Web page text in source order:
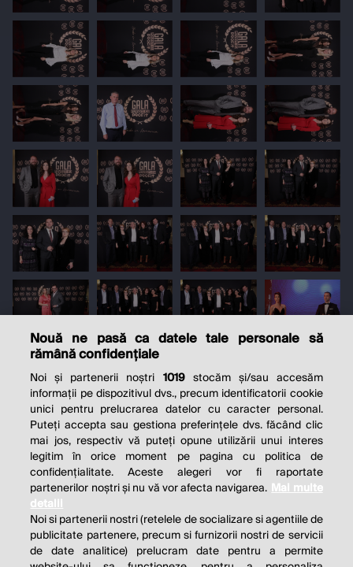
Nouă ne pasă ca datele tale personale să
rămână confidențiale
Noi și partenerii noștri 1019stocăm și/sau accesăm
informații pe dispozitivul dvs., precum identificatorii cookie
unici pentru prelucrarea datelor cu caracter personal.
Puteți accepta sau gestiona preferințele dvs. făcând clic
mai jos, respectiv vă puteți opune utilizării unui interes
legitim în orice moment pe pagina cu politica de
confidențialitate. Aceste alegeri vor fi raportate
partenerilor noștri și nu vă vor afecta navigarea. Mai multe
detalii
Noi si partenerii nostri (retelele de socializare si agentiile de
publicitate partenere, precum si furnizorii nostri de servicii
de date analitice) prelucram date pentru a permite